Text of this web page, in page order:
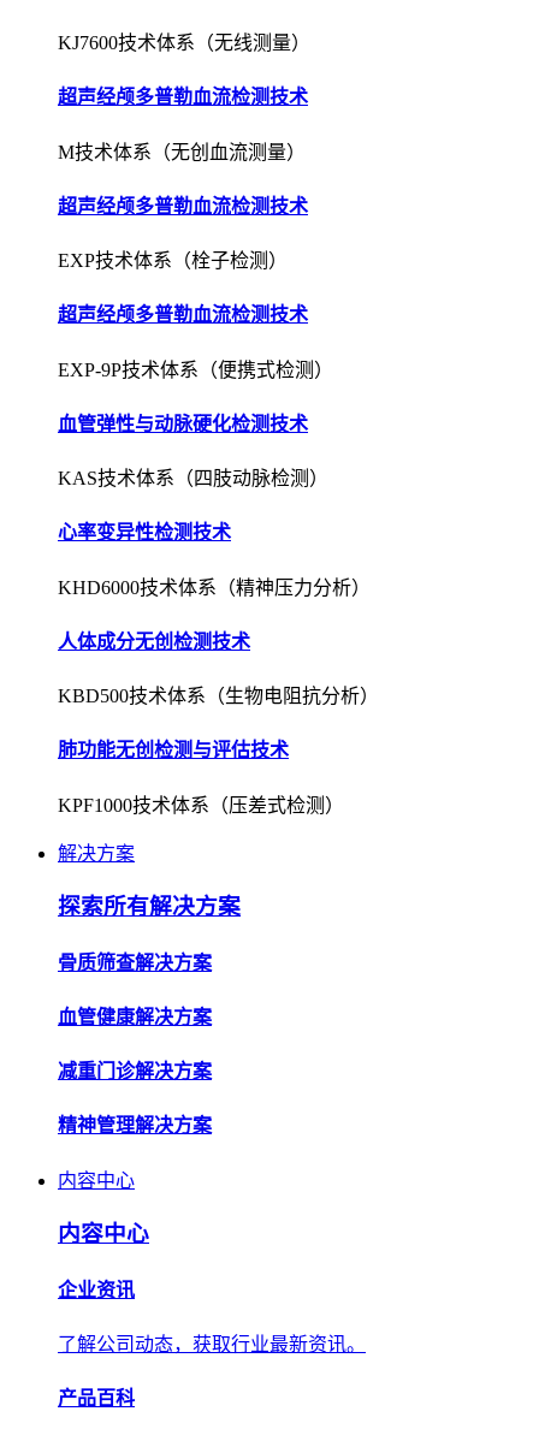
KJ7600技术体系（无线测量）
超声经颅多普勒血流检测技术
M技术体系（无创血流测量）
超声经颅多普勒血流检测技术
EXP技术体系（栓子检测）
超声经颅多普勒血流检测技术
EXP-9P技术体系（便携式检测）
血管弹性与动脉硬化检测技术
KAS技术体系（四肢动脉检测）
心率变异性检测技术
KHD6000技术体系（精神压力分析）
人体成分无创检测技术
KBD500技术体系（生物电阻抗分析）
肺功能无创检测与评估技术
KPF1000技术体系（压差式检测）
解决方案
探索所有解决方案
骨质筛查解决方案
血管健康解决方案
减重门诊解决方案
精神管理解决方案
内容中心
内容中心
企业资讯
了解公司动态，获取行业最新资讯。
产品百科